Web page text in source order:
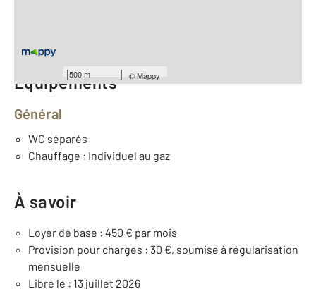
500 m ©Mappy
Équipements
Général
WC séparés
Chauffage : Individuel au gaz
À savoir
Loyer de base : 450 € par mois
Provision pour charges : 30 €, soumise à régularisation
mensuelle
Libre le : 13 juillet 2026